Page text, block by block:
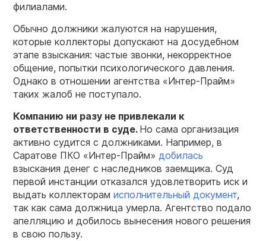
филиалами.
Обычно должники жалуются на нарушения,
которые коллекторы допускают на досудебном
этапе взыскания: частые звонки, некорректное
общение, попытки психологического давления.
Однако в отношении агентства «Интер-Прайм»
таких жалоб не поступало.
Компанию ни разу не привлекали к
ответственности в суде. Но сама организация
активно судится с должниками. Например, в
Саратове ПКО «Интер-Прайм» добилась
взыскания денег с наследников заемщика. Суд
первой инстанции отказался удовлетворить иск и
выдать коллекторам исполнительный документ,
так как сама должница умерла. Агентство подало
апелляцию и добилось вынесения нового решения
в свою пользу.